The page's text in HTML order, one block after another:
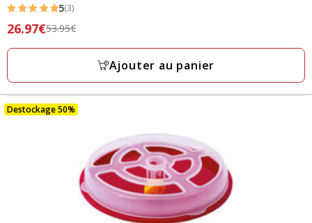
5
étoiles
avec
avis
5(3)
Prix
précédent
prix
final
26.97€
26.97€53.95€
Ajouter au panier
Destockage 50%